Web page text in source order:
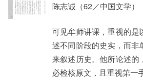
新亚影集
Alumni Connections
陈志诚（62／中国文学）
可见牟师讲课，重视的是
述不同阶段的史实，而非
来叙述历史。他所论述的
必检核原文，且重视第一